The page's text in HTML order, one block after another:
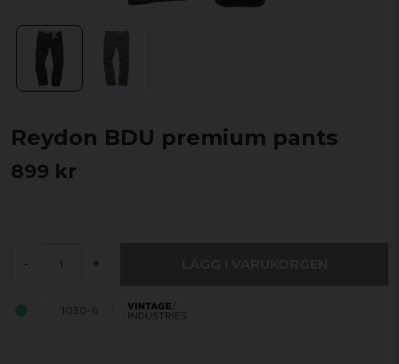
Reydon BDU premium pants
899 kr
- +
1030-6